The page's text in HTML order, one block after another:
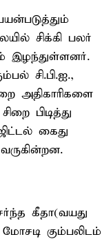
சிக்கி பலர்
இழந்துள்ளனர்.
சி.பி.ஐ.,
அதிகாரிகளை
பிடித்து
கைது
கீதா(வயது
கும்பலிடம்